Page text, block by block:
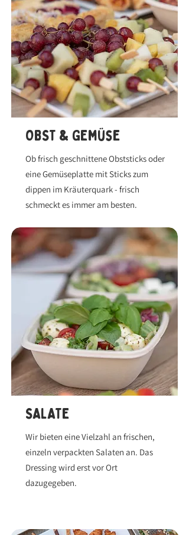
OBST & GEmüse
Ob frisch geschnittene Obststicks oder
eine Gemüseplatte mit Sticks zum
dippen im Kräuterquark - frisch
schmeckt es immer am besten.
SALATE
Wir bieten eine Vielzahl an frischen,
einzeln verpackten Salaten an. Das
Dressing wird erst vor Ort
dazugegeben.